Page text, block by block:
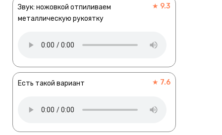
Звук: ножовкой отпиливаем
металлическую рукоятку
★ 9.3
Есть такой вариант ★ 7.6